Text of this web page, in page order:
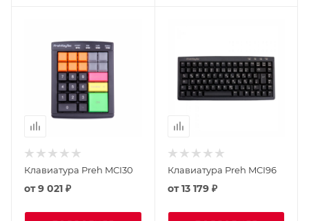
Клавиатура Preh MCI30
от9 021 ₽
Клавиатура Preh MCI96
от13 179 ₽